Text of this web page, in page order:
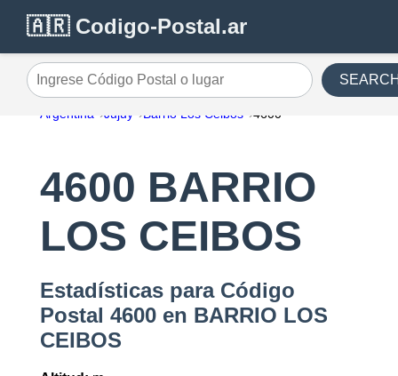
🇦🇷 Codigo-Postal.ar
Ingrese Código Postal o lugar
Argentina Jujuy Barrio Los Ceibos 4600
4600 BARRIO
LOS CEIBOS
Estadísticas para Código
Postal 4600 en BARRIO LOS
CEIBOS